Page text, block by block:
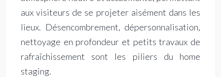
aux visiteurs de se projeter aisément dans les
lieux. Désencombrement, dépersonnalisation,
nettoyage en profondeur et petits travaux de
rafraîchissement sont les piliers du home
staging.